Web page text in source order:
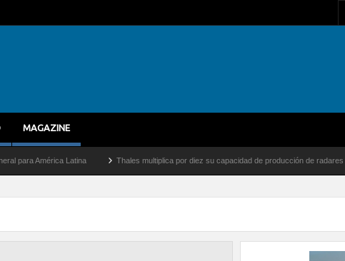
MAGAZINE
Latina Thales multiplica por diez su capacidad de producción de radares en Brasil